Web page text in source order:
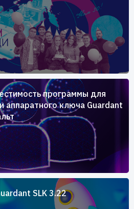
программы для
ключа Guardant
SLK 3.22